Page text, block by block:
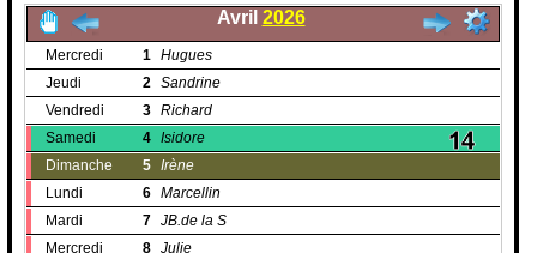
Avril 2026
Mercredi 1 Hugues
Jeudi
2 Sandrine
Vendredi
3 Richard
Samedi
4 Isidore
Dimanche
5 Irène
Lundi
6 Marcellin
Mardi
7 JB.de la S
Mercredi
8 Julie